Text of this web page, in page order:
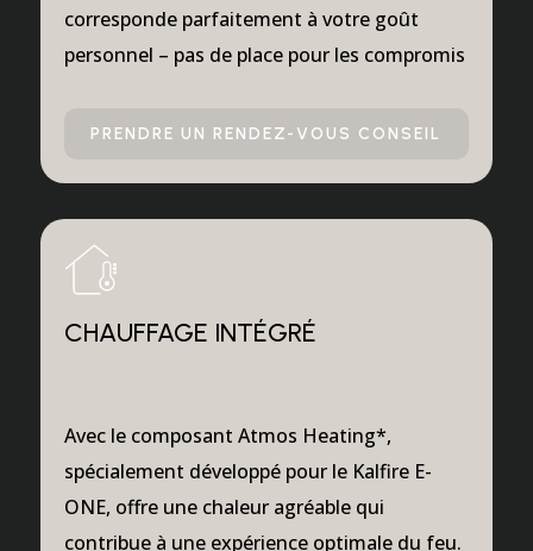
corresponde parfaitement à votre goût
personnel – pas de place pour les compromis
PRENDRE UN RENDEZ-VOUS CONSEIL
CHAUFFAGE INTÉGRÉ
Avec le composant Atmos Heating*,
spécialement développé pour le Kalfire E-
ONE, offre une chaleur agréable qui
contribue à une expérience optimale du feu.